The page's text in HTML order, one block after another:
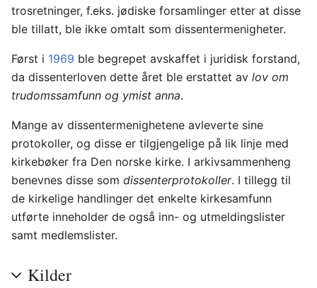
trosretninger, f.eks. jødiske forsamlinger etter at disse
ble tillatt, ble ikke omtalt som dissentermenigheter.
Først i 1969 ble begrepet avskaffet i juridisk forstand,
da dissenterloven dette året ble erstattet av lov om
trudomssamfunn og ymist anna.
Mange av dissentermenighetene avleverte sine
protokoller, og disse er tilgjengelige på lik linje med
kirkebøker fra Den norske kirke. I arkivsammenheng
benevnes disse som dissenterprotokoller. I tillegg til
de kirkelige handlinger det enkelte kirkesamfunn
utførte inneholder de også inn- og utmeldingslister
samt medlemslister.
Kilder